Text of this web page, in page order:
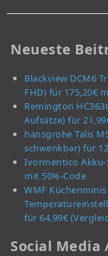
Neueste
Blackview DCM6
FHD) für 175,20€
Remington
Aufsätze) für
hansgrohe Talis
schwenkbar) für
Ivormentico Akku-
mit 50%-Code
WMF
für 64,99€
Social Media